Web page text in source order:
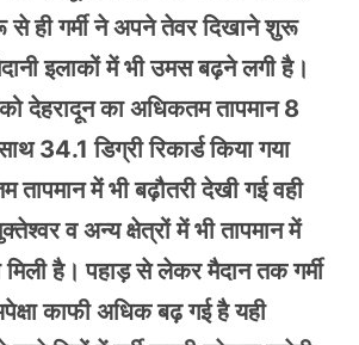
से ही गर्मी ने अपने तेवर दिखाने शुरू
इलाकों में भी उमस बढ़ने लगी है।
को देहरादून का अधिकतम तापमान 8
34.1 डिग्री रिकार्ड किया गया
में भी बढ़ौतरी देखी गई वही
व अन्य क्षेत्रों में भी तापमान में
है। पहाड़ से लेकर मैदान तक गर्मी
काफी अधिक बढ़ गई है यही